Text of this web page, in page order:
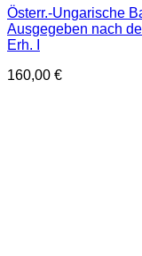
Österr.-Ungarische
Ausgegeben nach
Erh. I
160,00 €